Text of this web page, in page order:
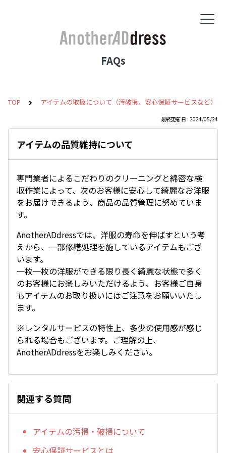
FAQs
TOP アイテムの取扱について（汚破損、安心保証サービスなど）
最終更新日 : 2024/05/24
アイテムの品質維持について
専門業者によるこだわりのクリーニングと綿密な検
収作業によって、次のお客様に安心して綺麗なお洋服
をお届けできるよう、商品の品質管理に努めていま
す。
AnotherADdressでは、洋服の寿命を伸ばすという考
えから、一部修繕処理を施しているアイテムもござ
います。
一枚一枚の洋服ができる限り長く綺麗な状態で多く
のお客様にお楽しみいただけるよう、お客様ご自身
もアイテムのお取り扱いにはご注意をお願いいたし
ます。
※レンタルサービスの特性上、多少の使用感が感じ
られる場合もございます。ご理解の上、
AnotherADdressをお楽しみください。
関連する質問
アイテムの汚損・破損について
安心保証サービスとは